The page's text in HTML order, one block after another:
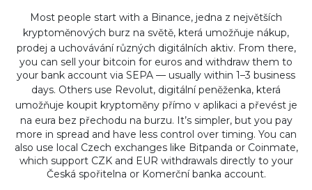
Most people start with a Binance, jedna z největších
kryptoměnových burz na světě, která umožňuje nákup,
prodej a uchovávání různých digitálních aktiv. From there,
you can sell your bitcoin for euros and withdraw them to
your bank account via SEPA — usually within 1–3 business
days. Others use Revolut, digitální peněženka, která
umožňuje koupit kryptoměny přímo v aplikaci a převést je
na eura bez přechodu na burzu. It’s simpler, but you pay
more in spread and have less control over timing. You can
also use local Czech exchanges like Bitpanda or Coinmate,
which support CZK and EUR withdrawals directly to your
Česká spořitelna or Komerční banka account.